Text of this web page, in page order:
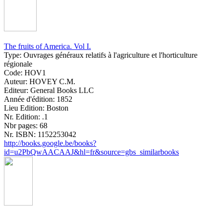
The fruits of America. Vol I.
Type: Ouvrages généraux relatifs à l'agriculture et l'horticulture
régionale
Code: HOV1
Auteur: HOVEY C.M.
Editeur: General Books LLC
Année d'édition: 1852
Lieu Edition: Boston
Nr. Edition: .1
Nbr pages: 68
Nr. ISBN: 1152253042
http://books.google.be/books?
id=u2PbQwAACAAJ&hl=fr&source=gbs_similarbooks